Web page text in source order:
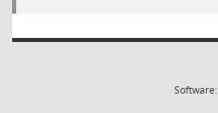
Software: